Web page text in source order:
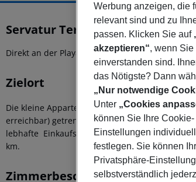
Hotelbeschreibung
Servatur Terrazamar & Sunsuite
Direkt an der Playa del Ingles gelegene
Zielort
Die kleine Appartementanlage liegt in Playa
erreichbar) getrennt. Einkaufs- und
lebhafte Einkaufszenrtrum 'Kasbah' erreichen
km.
Zimmerbeschreibung
Werbung anzeigen, die
relevant sind und zu
passen. Klicken Sie auf
akzeptieren“, wenn Sie
einverstanden sind.
das Nötigste? Dann
„Nur notwendige
Unter „Cookies
können Sie Ihre Cookie-
Einstellungen individuell
festlegen. Sie können
Privatsphäre-
selbstverständlich